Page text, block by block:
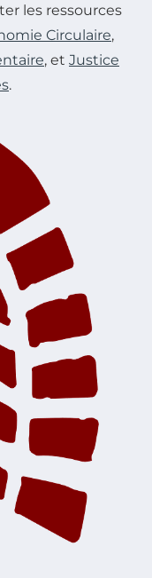
les ressources
Circulaire,
, et Justice
.